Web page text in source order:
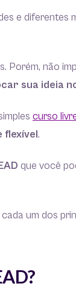
e diferentes
Porém, não
sua ideia
curso
flexível.
que você
um dos